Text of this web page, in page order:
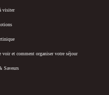
visiter
et comment organiser votre séjour
Saveurs